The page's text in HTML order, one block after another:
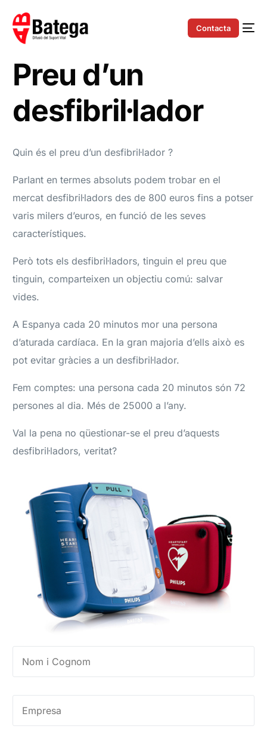
Contacta
Preu d’un
desfibril·lador
Quin és el preu d’un desfibril·lador ?
Parlant en termes absoluts podem trobar en el
mercat desfibril·ladors des de 800 euros fins a potser
varis milers d’euros, en funció de les seves
característiques.
Però tots els desfibril·ladors, tinguin el preu que
tinguin, comparteixen un objectiu comú: salvar
vides.
A Espanya cada 20 minutos mor una persona
d’aturada cardíaca. En la gran majoria d’ells això es
pot evitar gràcies a un desfibril·lador.
Fem comptes: una persona cada 20 minutos són 72
persones al dia. Més de 25000 a l’any.
Val la pena no qüestionar-se el preu d’aquests
desfibril·ladors, veritat?